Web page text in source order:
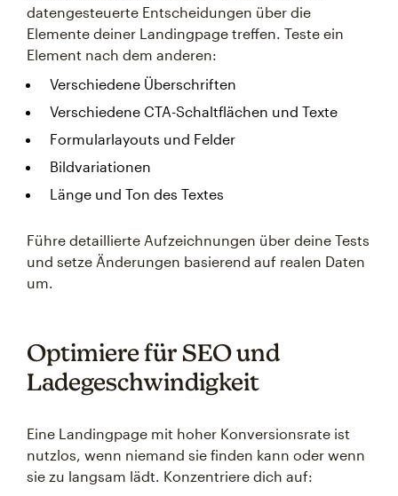
datengesteuerte Entscheidungen über die
Elemente deiner Landingpage treffen. Teste ein
Element nach dem anderen:
Verschiedene Überschriften
Verschiedene CTA-Schaltflächen und Texte
Formularlayouts und Felder
Bildvariationen
Länge und Ton des Textes
Führe detaillierte Aufzeichnungen über deine Tests
und setze Änderungen basierend auf realen Daten
um.
Optimiere für SEO und
Ladegeschwindigkeit
Eine Landingpage mit hoher Konversionsrate ist
nutzlos, wenn niemand sie finden kann oder wenn
sie zu langsam lädt. Konzentriere dich auf: